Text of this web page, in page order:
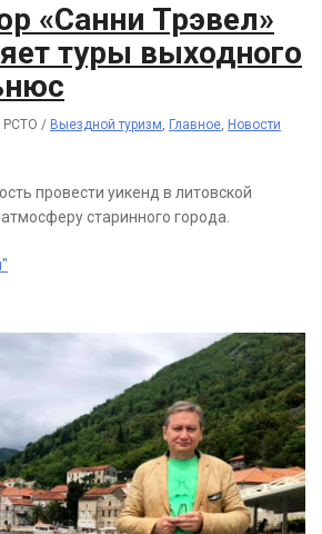
«Санни Трэвел»
туры выходного
РСТО / Выездной туризм, Главное, Новости
провести уикенд в литовской
старинного города.